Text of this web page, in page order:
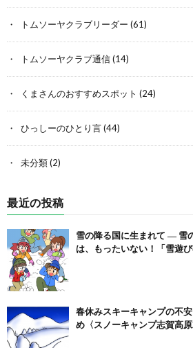
トムソーヤクラブリーダー (61)
トムソーヤクラブ通信(14)
くまさんのおすすめスポット (24)
ひっしーのひとり言(44)
未分類(2)
最近の投稿
雪の降る国に生まれて ― 雪
は、もったいない！「雪遊び
春休みスキーキャンプの不
め〈スノーキャンプ志賀高